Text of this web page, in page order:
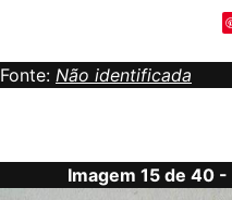
Fonte: Não identificada
Imagem 15 de 40 -